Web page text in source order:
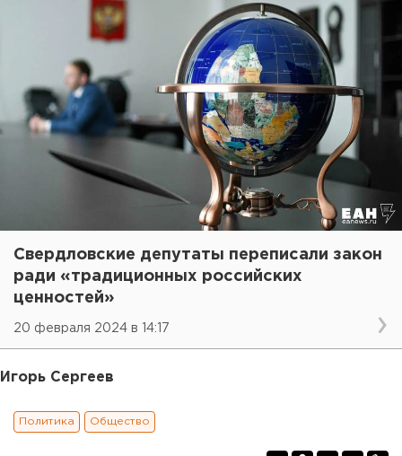
Свердловские депутаты переписали закон
ради «традиционных российских
ценностей»
20 февраля 2024 в 14:17
Игорь Сергеев
Политика Общество